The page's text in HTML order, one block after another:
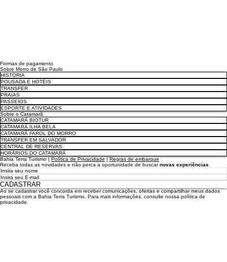
Formas de pagamento
Sobre Morro de São Paulo
HISTÓRIA
POUSADA E HOTÉIS
TRANSFER
PRAIAS
PASSEIOS
ESPORTE E ATIVIDADES
Sobre o Catamarã
CATAMARÃ BIOTUR
CATAMARÃ ILHA BELA
CATAMARÃ FAROL DO MORRO
TRANSFER EM SALVADOR
CENTRAL DE RESERVAS
HORÁRIOS DO CATAMARÃ
Bahia Terra Turismo |Política de Privacidade|Regras de embarque
Receba todas as novidades e não perca a oportunidade de buscarnovas experiências
CADASTRAR
Ao se cadastrar você concorda em receber comunicações, ofertas e compartilhar meus dados